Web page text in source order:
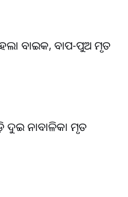
ବାଇକ, ବାପ-ପୁଅ ମୃତ
ଦୁଇ ନାବାଳିକା ମୃତ